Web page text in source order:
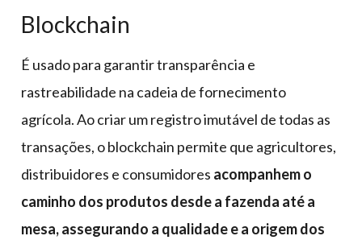
Blockchain
É usado para garantir transparência e
rastreabilidade na cadeia de fornecimento
agrícola. Ao criar um registro imutável de todas as
transações, o blockchain permite que agricultores,
distribuidores e consumidores acompanhem o
caminho dos produtos desde a fazenda até a
mesa, assegurando a qualidade e a origem dos